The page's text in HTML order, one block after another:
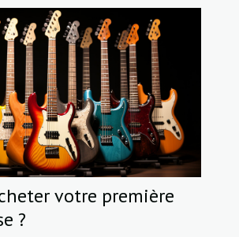
Les pianos numériques offrent une
de touches, allant des...
votre première
?